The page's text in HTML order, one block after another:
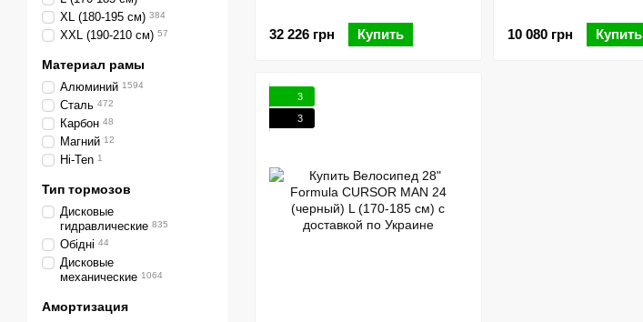
32 226 грн Купить 10 080 грн Купить
3
3
XL (180-195 см) 384
XXL (190-210 см) 57
Материал рамы
Алюминий 1594
Сталь 472
Карбон 48
Магний 12
Hi-Ten 1
Тип тормозов
Дисковые
гидравлические 835
Обідні 44
Дисковые
механические 1064
Амортизация